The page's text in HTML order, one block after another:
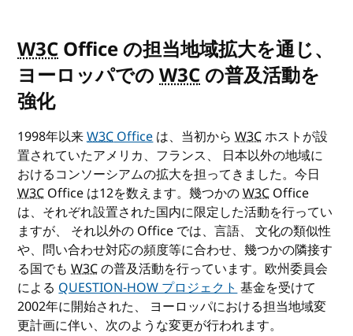
W3COffice の担当地域拡大を通じ、
ヨーロッパでのW3Cの普及活動を
強化
1998年以来W3COfficeは、当初からW3Cホストが設
置されていたアメリカ、フランス、 日本以外の地域に
おけるコンソーシアムの拡大を担ってきました。今日
W3C Office は12を数えます。幾つかのW3C Office
は、それぞれ設置された国内に限定した活動を行ってい
ますが、 それ以外の Office では、言語、 文化の類似性
や、問い合わせ対応の頻度等に合わせ、幾つかの隣接す
る国でもW3Cの普及活動を行っています。欧州委員会
によるQUESTION-HOW プロジェクト基金を受けて
2002年に開始された、 ヨーロッパにおける担当地域変
更計画に伴い、次のような変更が行われます。